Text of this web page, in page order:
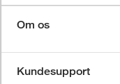
Om os
Kundesupport